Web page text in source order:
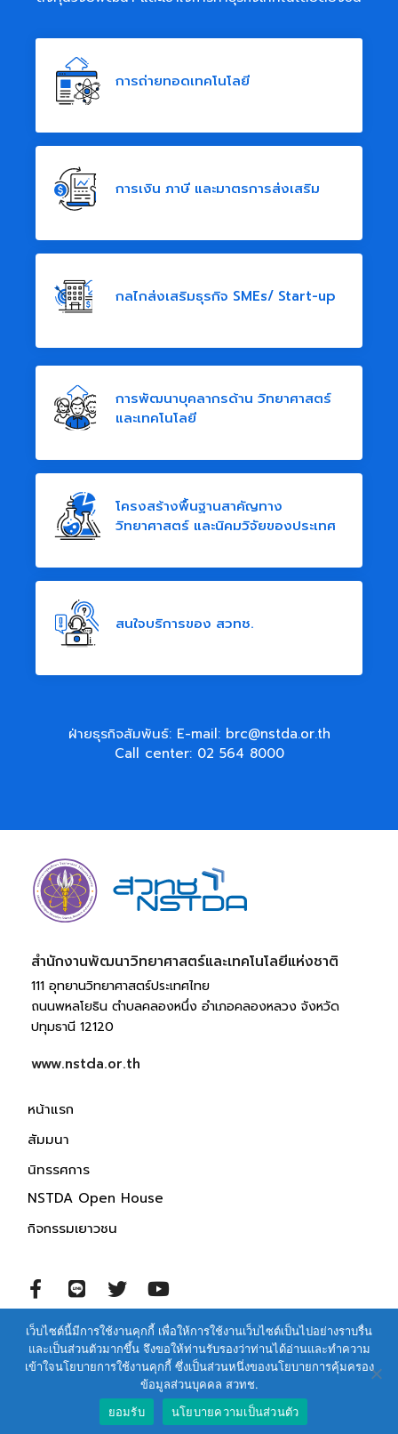
การถ่ายทอดเทคโนโลยี
การเงิน ภาษี และมาตรการส่งเสริม
กลไกส่งเสริมธุรกิจ SMEs/ Start-up
การพัฒนาบุคลากรด้าน วิทยาศาสตร์
และเทคโนโลยี
โครงสร้างพื้นฐานสาคัญทาง
วิทยาศาสตร์ และนิคมวิจัยของประเทศ
สนใจบริการของ สวทช.
ฝ่ายธุรกิจสัมพันธ์: E-mail: brc@nstda.or.th
Call center: 02 564 8000
สำนักงานพัฒนาวิทยาศาสตร์และเทคโนโลยีแห่งชาติ​
111 อุทยานวิทยาศาสตร์ประเทศไทย
ถนนพหลโยธิน ตำบลคลองหนึ่ง อำเภอคลองหลวง จังหวัด
ปทุมธานี 12120
www.nstda.or.th
หน้าแรก
สัมมนา
นิทรรศการ
NSTDA Open House
กิจกรรมเยาวชน
© 2021 สำนักงานพัฒนาวิทยาศาสตร์และเทคโนโลยีแห่งชาติ
สงวนสิทธิ์ทุกประการ
ข้อกำหนดและนโยบายการให้บริการเว็บไซต์
นโยบายการคุ้มครองข้อมูลส่วนบุคคล
เว็บไซต์นี้มีการใช้งานคุกกี้ เพื่อให้การใช้งานเว็บไซต์เป็นไปอย่างราบรื่น
และเป็นส่วนตัวมากขึ้น จึงขอให้ท่านรับรองว่าท่านได้อ่านและทำความ
เข้าใจนโยบายการใช้งานคุกกี้ ซึ่งเป็นส่วนหนึ่งของนโยบายการคุ้มครอง
ข้อมูลส่วนบุคคล สวทช.
ยอมรับ
นโยบายความเป็นส่วนตัว